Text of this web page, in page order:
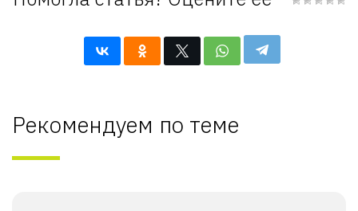
Рекомендуем по теме